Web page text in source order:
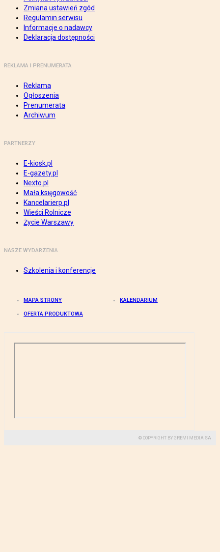
Zmiana ustawień zgód
Regulamin serwisu
Informacje o nadawcy
Deklaracja dostępności
REKLAMA I PRENUMERATA
Reklama
Ogłoszenia
Prenumerata
Archiwum
PARTNERZY
E-kiosk.pl
E-gazety.pl
Nexto.pl
Mała księgowość
Kancelarierp.pl
Wieści Rolnicze
Życie Warszawy
NASZE WYDARZENIA
Szkolenia i konferencje
MAPA STRONY KALENDARIUM
OFERTA PRODUKTOWA
© COPYRIGHT BY GREMI MEDIA SA